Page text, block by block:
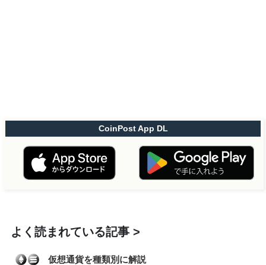
CoinPost App DL
よく読まれている記事
仮想通貨を種類別に解説